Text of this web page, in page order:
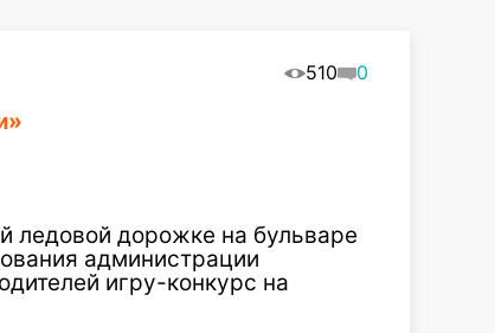
510 0
ледовой дорожке на бульваре
администрации
игру-конкурс на